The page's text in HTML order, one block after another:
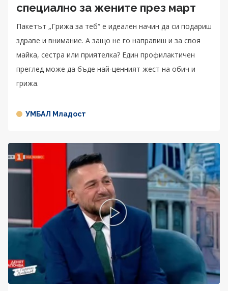
специално за жените през март
Пакетът „Грижа за теб“ е идеален начин да си подариш
здраве и внимание. А защо не го направиш и за своя
майка, сестра или приятелка? Един профилактичен
преглед може да бъде най-ценният жест на обич и
грижа.
УМБАЛ Младост